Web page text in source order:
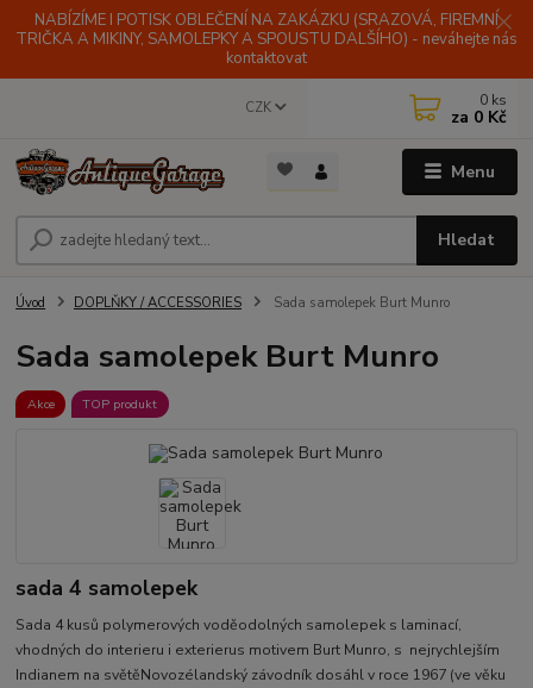
NABÍZÍME I POTISK OBLEČENÍ NA ZAKÁZKU (SRAZOVÁ, FIREMNÍ
TRIČKA A MIKINY, SAMOLEPKY A SPOUSTU DALŠÍHO) - neváhejte nás
kontaktovat
Menu
CZK
Hledat
0 ks
za 0 Kč
Úvod DOPLŇKY / ACCESSORIES Sada samolepek Burt Munro
Sada samolepek Burt Munro
Akce TOP produkt
sada 4 samolepek
Sada 4 kusů polymerových voděodolných samolepek s laminací,
vhodných do interieru i exterierus motivem Burt Munro, s nejrychlejším
Indianem na světěNovozélandský závodník dosáhl v roce 1967 (ve věku